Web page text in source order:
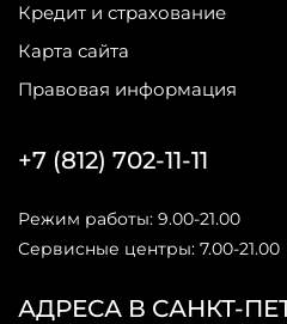
Кредит и страхование
Карта сайта
Правовая информация
АДРЕСА В САНКТ-
+7 (812) 702-11-11
Режим работы: 9.00-21.00
Сервисные центры: 7.00-21.00